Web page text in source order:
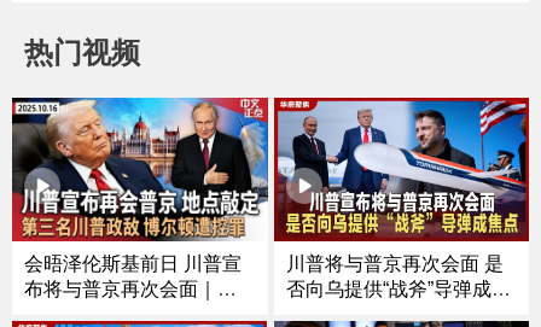
热门视频
会晤泽伦斯基前日 川普宣
布将与普京再次会面｜芝
川普将与普京再次会面 是
否向乌提供“战斧”导弹成焦